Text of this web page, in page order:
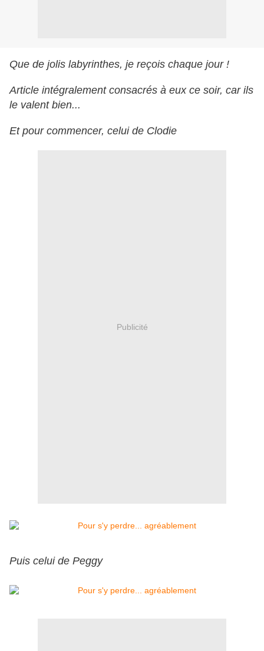
Que de jolis labyrinthes, je reçois chaque jour !
Article intégralement consacrés à eux ce soir, car ils
le valent bien...
Et pour commencer, celui de Clodie
Publicité
Puis celui de Peggy